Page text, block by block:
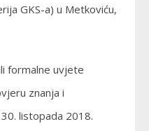
GKS-a) u Metkoviću,
formalne uvjete
znanja i
listopada 2018.